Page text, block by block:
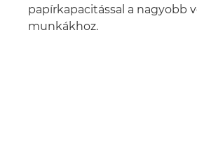
papírkapacitással a nagyobb
munkákhoz.